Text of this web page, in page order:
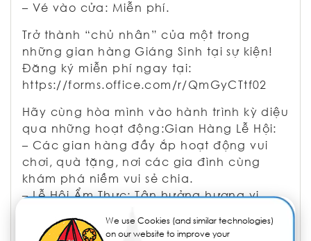
– Vé vào cửa: Miễn phí.
Trở thành “chủ nhân” của một trong
những gian hàng Giáng Sinh tại sự kiện!
Đăng ký miễn phí ngay tại:
https://forms.office.com/r/QmGyCTtf02
Hãy cùng hòa mình vào hành trình kỳ diệu
qua những hoạt động:Gian Hàng Lễ Hội:
– Các gian hàng đầy ắp hoạt động vui
chơi, quà tặng, nơi các gia đình cùng
khám phá niềm vui sẻ chia.
– Lễ Hội Ẩm Thực: Tận hưởng hương vị
và đa văn hóa.
We use Cookies (and similar technologies)
on our website to improve your